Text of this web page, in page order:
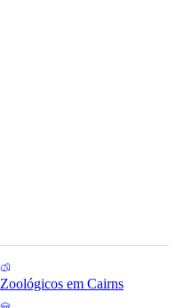
Zoológicos em Cairns